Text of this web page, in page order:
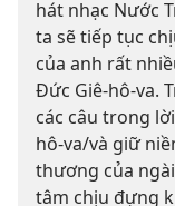
hát nhạc Nước
ta sẽ tiếp tục
của anh rất
Đức Giê-hô-va.
các câu trong
hô-va/và giữ
thương của
tâm chịu đựng